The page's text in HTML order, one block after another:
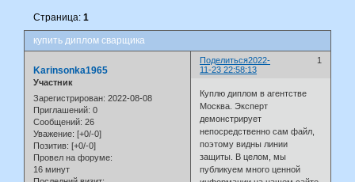
купить диплом сварщика
Страница:1
Поделиться 1
2022-
11-23 22:58:13
Karinsonka1965
Участник
Зарегистрирован: 2022-08-08
Приглашений: 0
Сообщений: 26
Уважение: [+0/-0]
Позитив: [+0/-0]
Провел на форуме:
16 минут
Куплю диплом в агентстве
Москва. Эксперт
демонстрирует
непосредственно сам файл,
поэтому видны линии
защиты. В целом, мы
публикуем много ценной